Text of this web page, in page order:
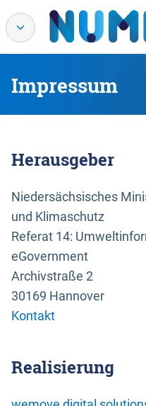
Impressum
Herausgeber
Niedersächsisches
und Klimaschutz
Referat 14:
eGovernment
Archivstraße 2
30169 Hannover
Kontakt
Realisierung